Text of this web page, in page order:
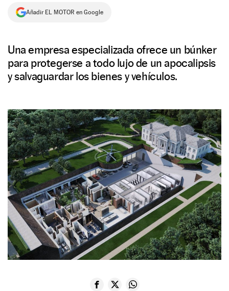
NEWSLETTER
SÍGUENOS
Añadir EL MOTOR en Google
Una empresa especializada ofrece un búnker
para protegerse a todo lujo de un apocalipsis
y salvaguardar los bienes y vehículos.